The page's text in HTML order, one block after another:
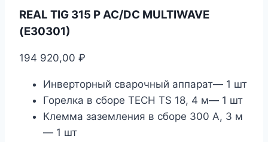
REAL TIG 315 P AC/DC MULTIWAVE
(E30301)
194 920,00 ₽
Инверторный сварочный аппарат— 1 шт
Горелка в сборе TECH TS 18, 4 м— 1 шт
Клемма заземления в сборе 300 А, 3 м
— 1 шт